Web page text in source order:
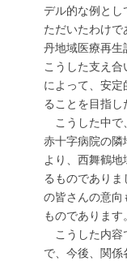
デル的な例と
ただいたわけ
丹地域医療再
こうした支え合
によって、安
ることを目指し
こうした中で
赤十字病院の隣
より、西舞鶴
るものであり
の皆さんの意向
ものであります。
こうした内容
で、今後、関